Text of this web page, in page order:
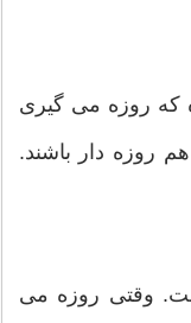
که روزه می گیری
روزه دار باشند.
وقتی روزه می